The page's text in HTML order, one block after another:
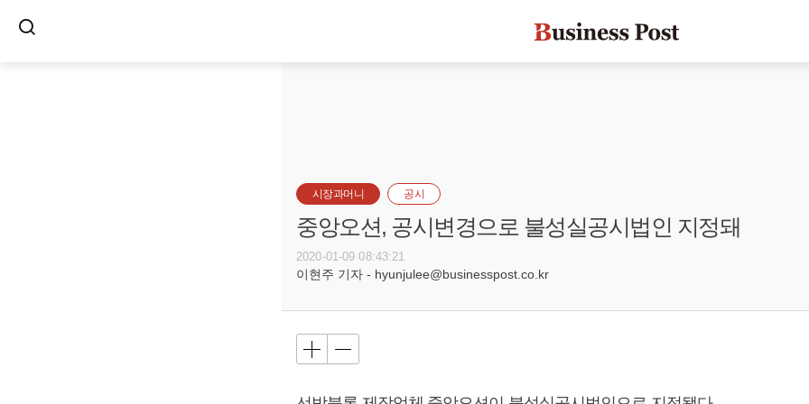
시장과머니 공시
중앙오션, 공시변경으로 불성실공시법인 지정돼
2020-01-09 08:43:21
이현주 기자 - hyunjulee@businesspost.co.kr